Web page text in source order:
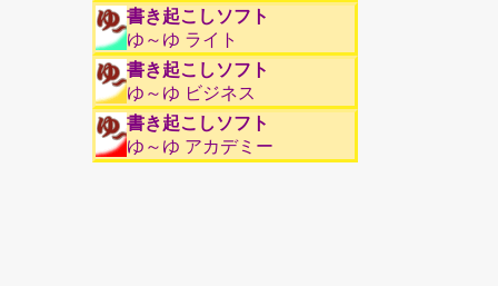
書き起こしソフト
ゆ～ゆ ライト
書き起こしソフト
ゆ～ゆ ビジネス
書き起こしソフト
ゆ～ゆ アカデミー